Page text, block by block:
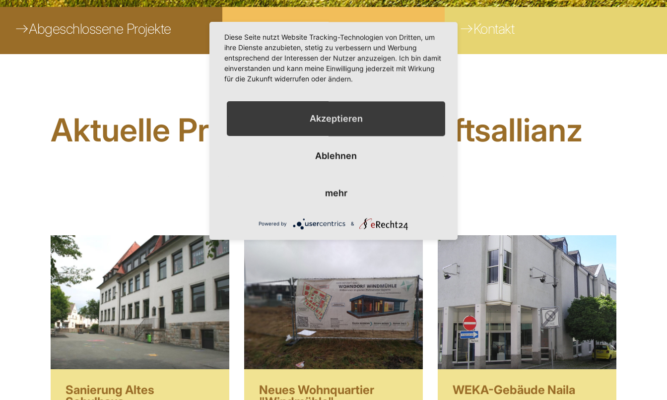
Abgeschlossene Projekte Kontakt
Aktuelle Projekte der Zukunftsallianz
Sanierung Altes
Neues Wohnquartier
WEKA-Gebäude Naila
Diese Seite nutzt Website Tracking-Technologien von Dritten, um
ihre Dienste anzubieten, stetig zu verbessern und Werbung
entsprechend der Interessen der Nutzer anzuzeigen. Ich bin damit
einverstanden und kann meine Einwilligung jederzeit mit Wirkung
für die Zukunft widerrufen oder ändern.
Akzeptieren
Ablehnen
mehr
Powered by &